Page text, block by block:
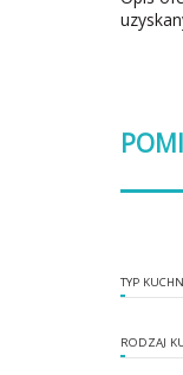
TYP
RODZAJ